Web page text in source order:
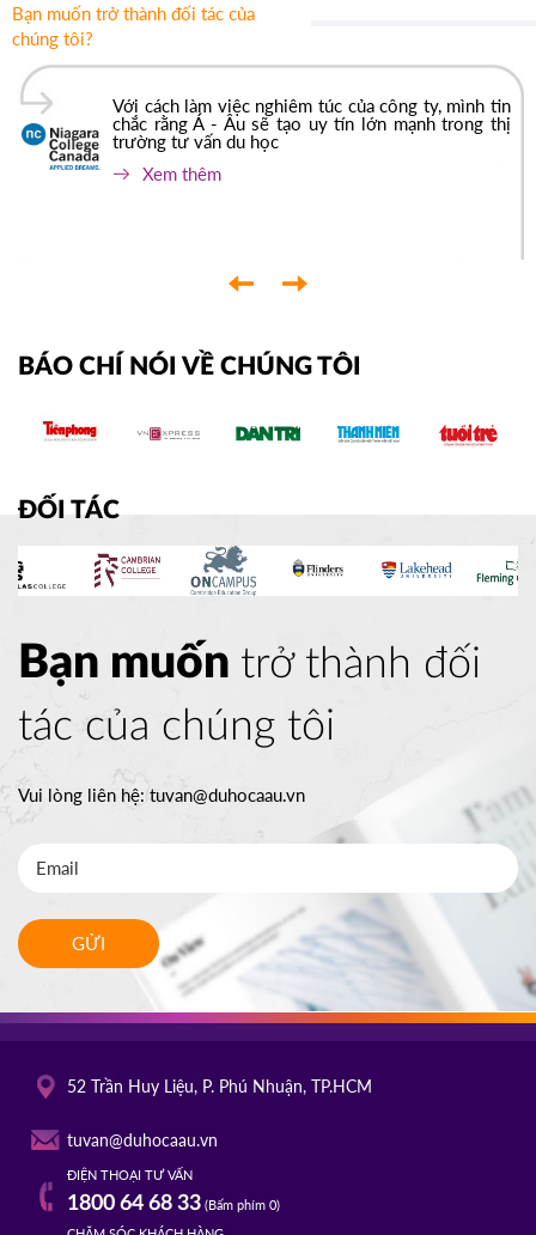
Bạn muốn trở thành đối tác của
chúng tôi?
Với cách làm việc nghiêm túc của công ty, mình tin
chắc rằng Á - Âu sẽ tạo uy tín lớn mạnh trong thị
trường tư vấn du học
Xem thêm
‹
›
BÁO CHÍ NÓI VỀ CHÚNG TÔI
ĐỐI TÁC
Bạn muốn trở thành đối
tác của chúng tôi
Vui lòng liên hệ: tuvan@duhocaau.vn
GỬI
52 Trần Huy Liệu, P. Phú Nhuận, TP.HCM
tuvan@duhocaau.vn
ĐIỆN THOẠI TƯ VẤN
1800 64 68 33(Bấm phím 0)